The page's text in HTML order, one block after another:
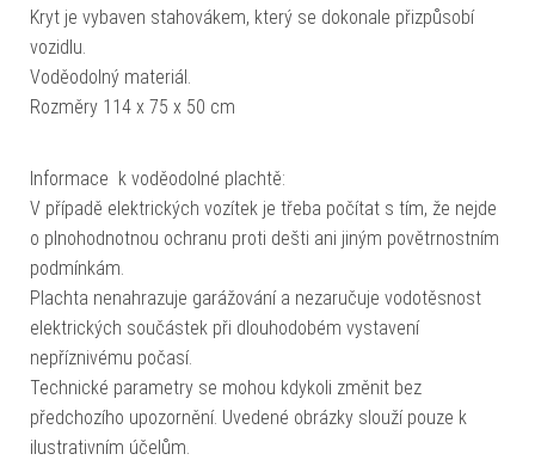
Kryt je vybaven stahovákem, který se dokonale přizpůsobí
vozidlu.
Voděodolný materiál.
Rozměry 114 x 75 x 50 cm
Informace k voděodolné plachtě:
V případě elektrických vozítek je třeba počítat s tím, že nejde
o plnohodnotnou ochranu proti dešti ani jiným povětrnostním
podmínkám.
Plachta nenahrazuje garážování a nezaručuje vodotěsnost
elektrických součástek při dlouhodobém vystavení
nepříznivému počasí.
Technické parametry se mohou kdykoli změnit bez
předchozího upozornění. Uvedené obrázky slouží pouze k
ilustrativním účelům.